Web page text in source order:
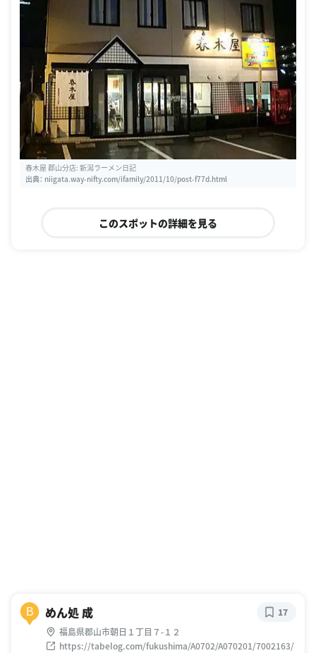
春木屋 郡山分店: 新潟ラーメン日記
出典： niigata.way-nifty.com/ifamily/2011/10/post-f77d.html
このスポットの詳細を見る
B めん処 成
福島県郡山市朝日１丁目７-１２
https://tabelog.com/fukushima/A0702/A070201/7002163/
17